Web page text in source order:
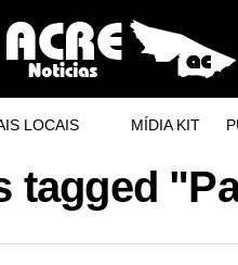
LOCAIS MÍDIA KIT
tagged